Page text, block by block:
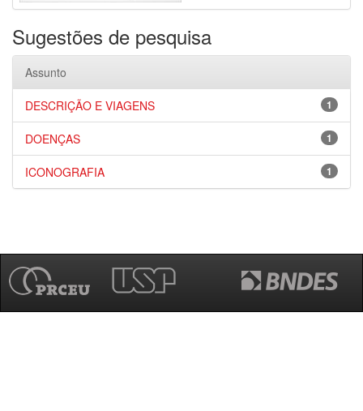
Sugestões de pesquisa
Assunto
1
DESCRIÇÃO E VIAGENS
1
DOENÇAS
1
ICONOGRAFIA